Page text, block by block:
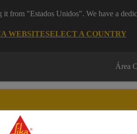
it from "Estados Unidos". We have a
WEBSITESELECT A COUNTRY
Área